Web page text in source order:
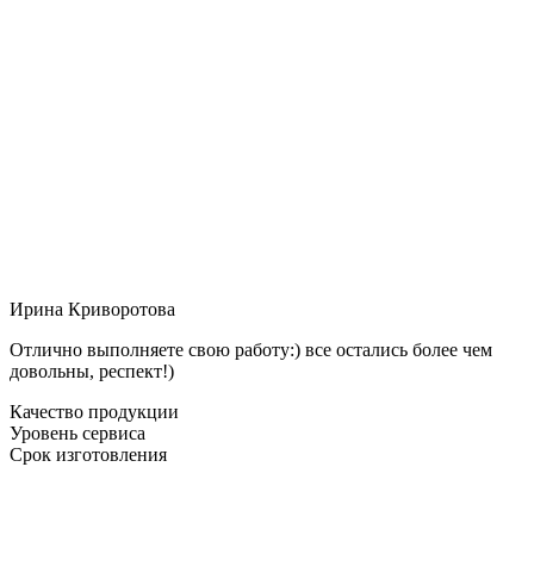
Ирина Криворотова
Отлично выполняете свою работу:) все остались более чем
довольны, респект!)
Качество продукции
Уровень сервиса
Срок изготовления